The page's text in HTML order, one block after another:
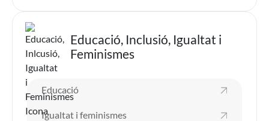
Educació, Inclusió, Igualtat i
Feminismes
Imatge
Educació
Igualtat i feminismes